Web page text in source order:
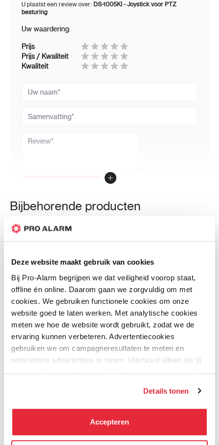
Deze website maakt gebruik van cookies
Bij Pro-Alarm begrijpen we dat veiligheid voorop staat,
offline én online. Daarom gaan we zorgvuldig om met
cookies. We gebruiken functionele cookies om onze
website goed te laten werken. Met analytische cookies
meten we hoe de website wordt gebruikt, zodat we de
ervaring kunnen verbeteren. Advertentiecookies
gebruiken we om campagneresultaten te meten en
relevantere advertenties te tonen. Uiteraard alleen als jij
daar toestemming voor geeft. Als je toestemming geeft,
kunnen deze gegevens combineren met informatie die zij
hebben verzameld via het gebruik van hun diensten. Je
kunt alle cookies accepteren, alleen noodzakelijke
Details tonen
Accepteren
U plaatst een review over: DS-1005KI - Joystick voor PTZ
besturing
Uw waardering:
Prijs
Prijs / Kwaliteit
Kwaliteit
Uw naam
Samenvatting
Review
Bijbehorende producten
Hikvision
DS-2DE4A425IWG-E -
749,00
Hikvision
DS-2DE4425IW-DE (T5)
699,00